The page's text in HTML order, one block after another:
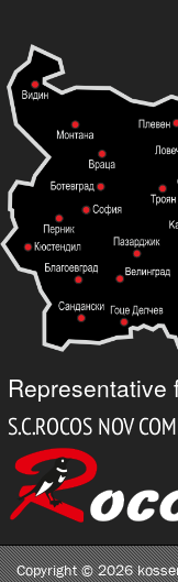
Representative
Copyright © 2026